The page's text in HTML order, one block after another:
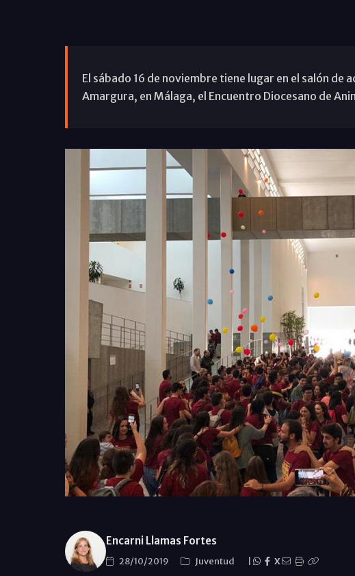
El sábado 16 de noviembre tiene lugar en el salón de
Amargura, en Málaga, el Encuentro Diocesano de
Encarni Llamas Fortes
28/10/2019 Juventud X